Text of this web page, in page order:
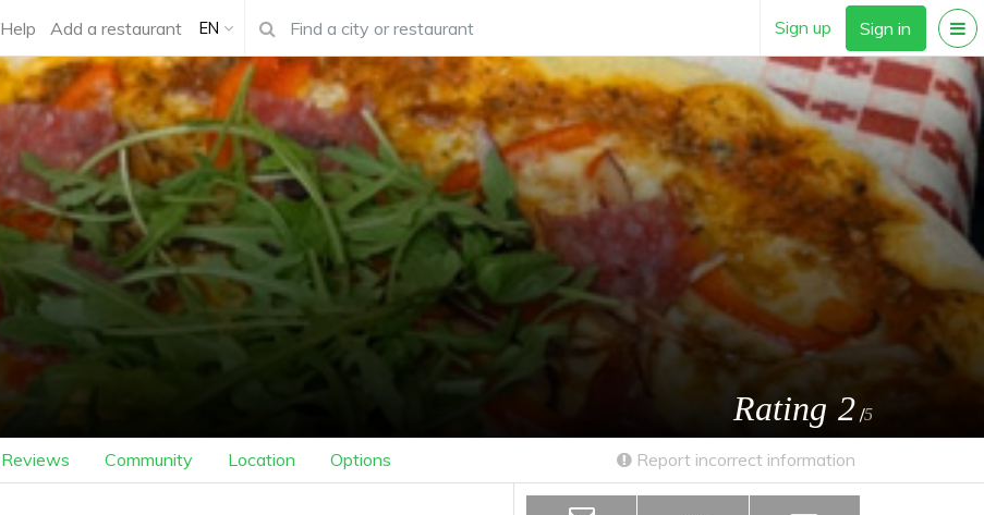
Help Add a restaurant EN Sign up Sign in
Rating 2 /5
Reviews Community Location Options Report incorrect information